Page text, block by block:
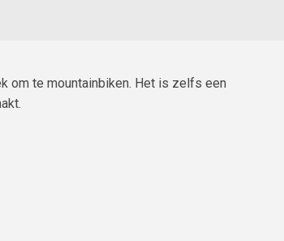
om te mountainbiken. Het is zelfs een